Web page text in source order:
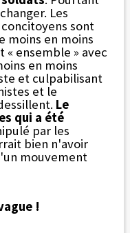
Les
sont
moins en moins
« ensemble » avec
en moins
et culpabilisant
et le
Le
qui a été
par les
bien n'avoir
mouvement
!